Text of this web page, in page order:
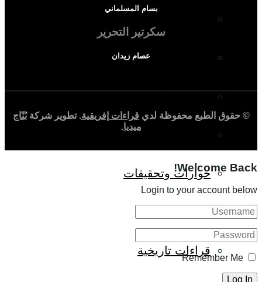
الصحافة الإفريقية
حوارات وتحقيقات
قراءات تاريخية
بسام المسلماني
سكرتير التحرير
عصام زيدان
© حقوق الطبع محفوظة لدي قراءات إفريقية. تطوير شركةبُنّاج
ميديا.
Welcome Back!
Login to your account below
Remember Me